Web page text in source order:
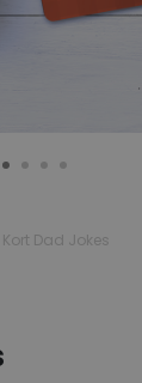
Kort Dad Jokes